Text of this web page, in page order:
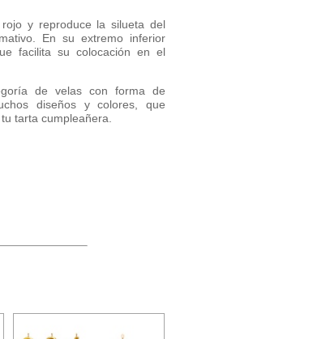
y reproduce la silueta del
En su extremo inferior
facilita su colocación en el
de velas con forma de
diseños y colores, que
tarta cumpleañera.